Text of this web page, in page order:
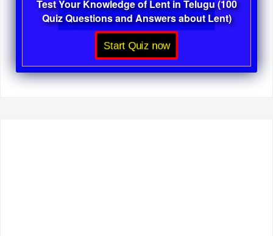
Test Your Knowledge of Lent in Telugu (100
Quiz Questions and Answers about Lent)
Start Quiz now